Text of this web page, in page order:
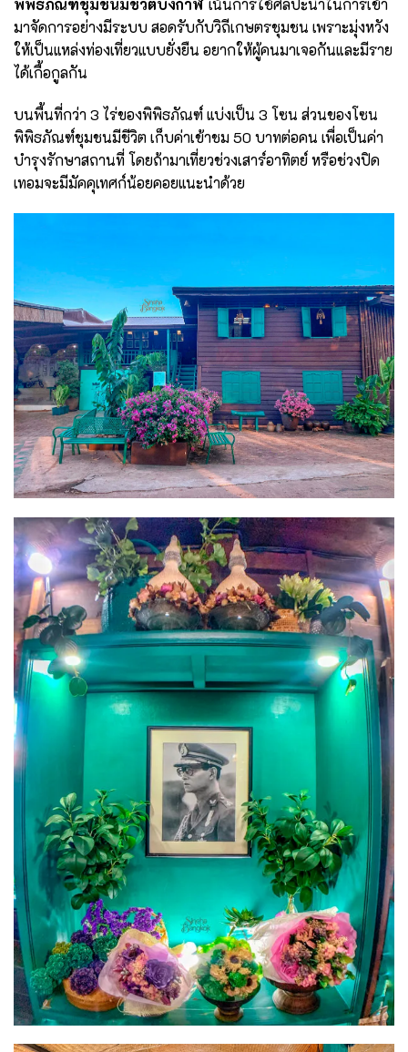
พิพิธภัณฑ์ชุมชนมีชีวิตบึงกาฬ เน้นการใช้ศิลปะนำในการเข้า
มาจัดการอย่างมีระบบ สอดรับกับวิถีเกษตรชุมชน เพราะมุ่งหวัง
ให้เป็นแหล่งท่องเที่ยวแบบยั่งยืน อยากให้ผู้คนมาเจอกันและมีราย
ได้เกื้อกูลกัน
บนพื้นที่กว่า 3 ไร่ของพิพิธภัณฑ์ แบ่งเป็น 3 โซน ส่วนของโซน
พิพิธภัณฑ์ชุมชนมีชีวิต เก็บค่าเข้าชม 50 บาทต่อคน เพื่อเป็นค่า
บำรุงรักษาสถานที่ โดยถ้ามาเที่ยวช่วงเสาร์อาทิตย์ หรือช่วงปิด
เทอมจะมีมัคคุเทศก์น้อยคอยแนะนำด้วย